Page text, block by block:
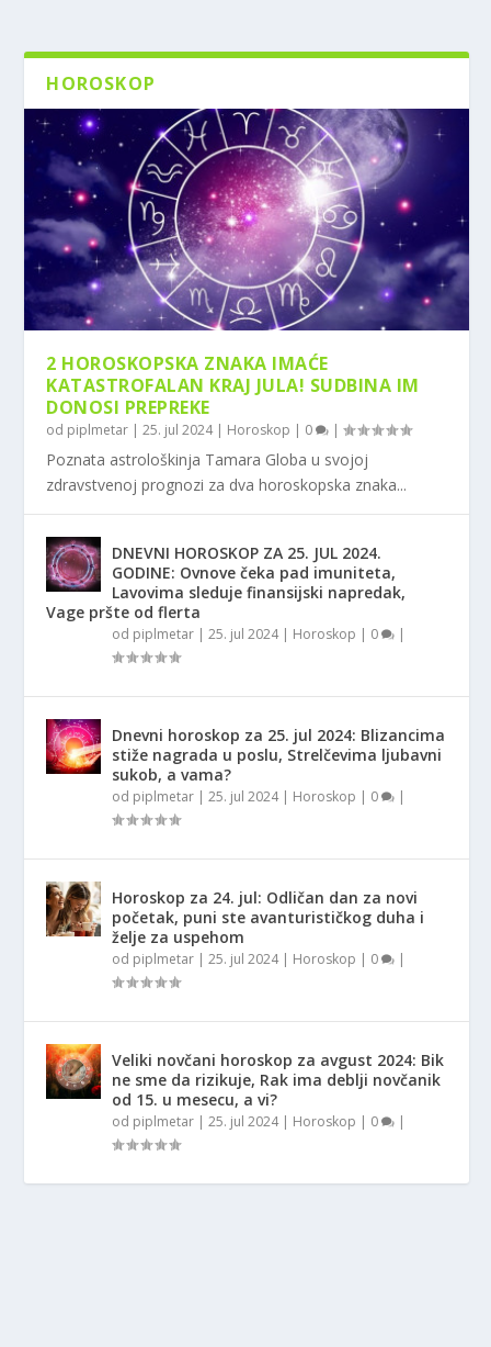
HOROSKOP
2 HOROSKOPSKA ZNAKA IMAĆE
KATASTROFALAN KRAJ JULA! SUDBINA IM
DONOSI PREPREKE
od piplmetar |25. jul 2024| Horoskop | 0 |
Poznata astrološkinja Tamara Globa u svojoj
zdravstvenoj prognozi za dva horoskopska znaka...
DNEVNI HOROSKOP ZA 25. JUL 2024.
GODINE: Ovnove čeka pad imuniteta,
Lavovima sleduje finansijski napredak,
Vage pršte od flerta
od piplmetar |25. jul 2024| Horoskop | 0 |
Dnevni horoskop za 25. jul 2024: Blizancima
stiže nagrada u poslu, Strelčevima ljubavni
sukob, a vama?
od piplmetar |25. jul 2024| Horoskop | 0 |
Horoskop za 24. jul: Odličan dan za novi
početak, puni ste avanturističkog duha i
želje za uspehom
od piplmetar |25. jul 2024| Horoskop | 0 |
Veliki novčani horoskop za avgust 2024: Bik
ne sme da rizikuje, Rak ima deblji novčanik
od 15. u mesecu, a vi?
od piplmetar |25. jul 2024| Horoskop | 0 |